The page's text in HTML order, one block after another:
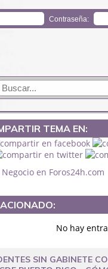
Contraseña:
TEMA EN:
No hay
SIN GABINETE